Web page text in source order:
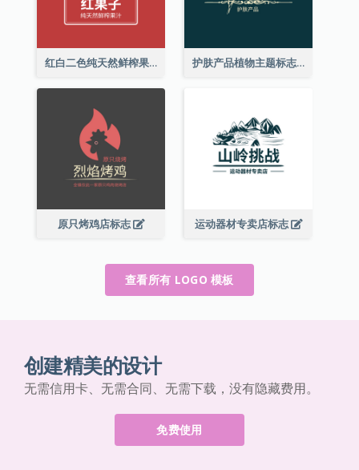
红白二色纯天然鲜榨果汁标志 护肤产品植物主题标志
原只烤鸡店标志 运动器材专卖店标志
查看所有 LOGO 模板
创建精美的设计
无需信用卡、无需合同、无需下载，没有隐藏费用。
免费使用